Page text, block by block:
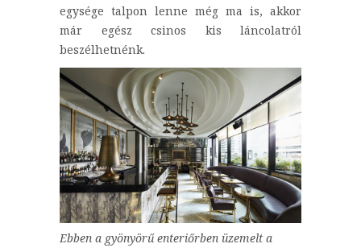
egysége talpon lenne még ma is, akkor
már egész csinos kis láncolatról
beszélhetnénk.
Ebben a gyönyörű enteriőrben üzemelt a